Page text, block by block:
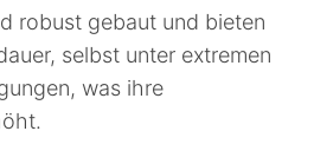
robust gebaut und bieten
selbst unter extremen
was ihre